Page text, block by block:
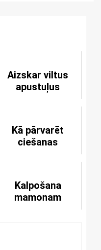
Aizskar viltus
apustuļus
Kā pārvarēt
ciešanas
Kalpošana
mamonam